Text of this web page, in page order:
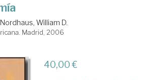
Nordhaus, William D.
Madrid, 2006
40,00 €